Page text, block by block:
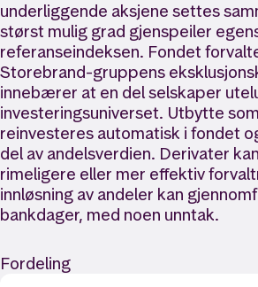
underliggende aksjene settes
størst mulig grad gjenspeiler
referanseindeksen. Fondet
Storebrand-gruppens
innebærer at en del selskaper
investeringsuniverset. Utbytte
reinvesteres automatisk i fondet
del av andelsverdien. Derivater
rimeligere eller mer effektiv
innløsning av andeler kan
bankdager, med noen unntak.
Fordeling